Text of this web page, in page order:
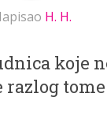
H. H.
koje